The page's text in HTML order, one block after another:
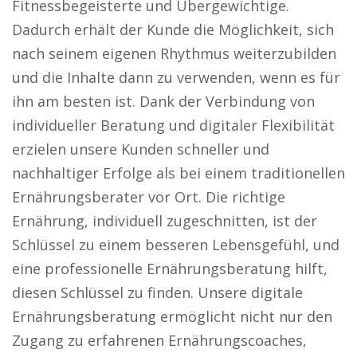
Fitnessbegeisterte und Übergewichtige.
Dadurch erhält der Kunde die Möglichkeit, sich
nach seinem eigenen Rhythmus weiterzubilden
und die Inhalte dann zu verwenden, wenn es für
ihn am besten ist. Dank der Verbindung von
individueller Beratung und digitaler Flexibilität
erzielen unsere Kunden schneller und
nachhaltiger Erfolge als bei einem traditionellen
Ernährungsberater vor Ort. Die richtige
Ernährung, individuell zugeschnitten, ist der
Schlüssel zu einem besseren Lebensgefühl, und
eine professionelle Ernährungsberatung hilft,
diesen Schlüssel zu finden. Unsere digitale
Ernährungsberatung ermöglicht nicht nur den
Zugang zu erfahrenen Ernährungscoaches,